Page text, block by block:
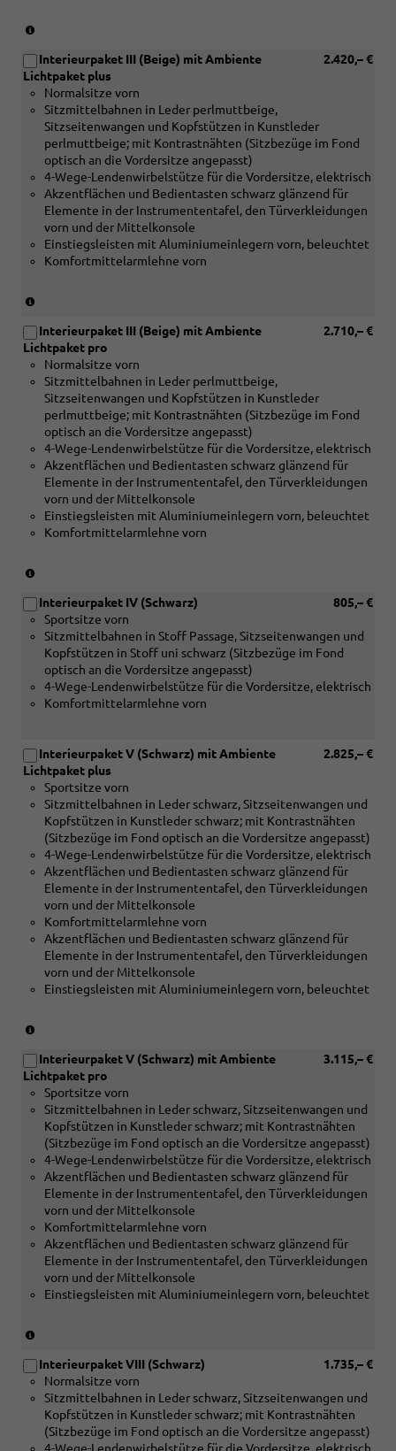
[5TK]
Dekoreinlagen
Holz
Nussbaum
braun
naturell)
Verbindung
mit
[5MC]
Dekoreinlagen
Holz
Linde
Sediment
silbergrau
naturell
oder
[5MF]
Dekoreinlagen
Aluminium
oder
[5TK]
Dekoreinlagen
Holz
Nussbaum
braun
naturell)
2.420,– €
Interieurpaket III (Beige) mit Ambiente
Lichtpaket plus
Normalsitze vorn
Sitzmittelbahnen in Leder perlmuttbeige,
Sitzseitenwangen und Kopfstützen in Kunstleder
perlmuttbeige; mit Kontrastnähten (Sitzbezüge im Fond
optisch an die Vordersitze angepasst)
4-Wege-Lendenwirbelstütze für die Vordersitze, elektrisch
Akzentflächen und Bedientasten schwarz glänzend für
Elemente in der Instrumententafel, den Türverkleidungen
vorn und der Mittelkonsole
Einstiegsleisten mit Aluminiumeinlegern vorn, beleuchtet
Komfortmittelarmlehne vorn
Verbindung
mit
[5MC]
Dekoreinlagen
Holz
Linde
Sediment
silbergrau
naturell
oder
[5MF]
Dekoreinlagen
Aluminium
oder
[5TK]
Dekoreinlagen
Holz
Nussbaum
braun
naturell)
2.710,– €
Interieurpaket III (Beige) mit Ambiente
Lichtpaket pro
Normalsitze vorn
Sitzmittelbahnen in Leder perlmuttbeige,
Sitzseitenwangen und Kopfstützen in Kunstleder
perlmuttbeige; mit Kontrastnähten (Sitzbezüge im Fond
optisch an die Vordersitze angepasst)
4-Wege-Lendenwirbelstütze für die Vordersitze, elektrisch
Akzentflächen und Bedientasten schwarz glänzend für
Elemente in der Instrumententafel, den Türverkleidungen
vorn und der Mittelkonsole
Einstiegsleisten mit Aluminiumeinlegern vorn, beleuchtet
Komfortmittelarmlehne vorn
Verbindung
mit
[5MC]
Dekoreinlagen
Holz
Linde
Sediment
oder
[5MF]
Dekoreinlagen
Aluminium
matt
gebürstet
silber
oder
[5TK]
Dekoreinlagen
Holz
Nussbaum
braun
naturell)
805,– €
Interieurpaket IV (Schwarz)
Sportsitze vorn
Sitzmittelbahnen in Stoff Passage, Sitzseitenwangen und
Kopfstützen in Stoff uni schwarz (Sitzbezüge im Fond
optisch an die Vordersitze angepasst)
4-Wege-Lendenwirbelstütze für die Vordersitze, elektrisch
Komfortmittelarmlehne vorn
2.825,– €
Interieurpaket V (Schwarz) mit Ambiente
Lichtpaket plus
Sportsitze vorn
Sitzmittelbahnen in Leder schwarz, Sitzseitenwangen und
Kopfstützen in Kunstleder schwarz; mit Kontrastnähten
(Sitzbezüge im Fond optisch an die Vordersitze angepasst)
4-Wege-Lendenwirbelstütze für die Vordersitze, elektrisch
Akzentflächen und Bedientasten schwarz glänzend für
Elemente in der Instrumententafel, den Türverkleidungen
vorn und der Mittelkonsole
Komfortmittelarmlehne vorn
Akzentflächen und Bedientasten schwarz glänzend für
Elemente in der Instrumententafel, den Türverkleidungen
vorn und der Mittelkonsole
Einstiegsleisten mit Aluminiumeinlegern vorn, beleuchtet
Verbindung
mit
[5MC]
Dekoreinlagen
Holz
Linde
Sediment
silbergrau
naturell
oder
[5MF]
Dekoreinlagen
Aluminium
matt
gebürstet
Dekoreinlagen
Holz
Nussbaum
braun
naturell)
3.115,– €
Interieurpaket V (Schwarz) mit Ambiente
Lichtpaket pro
Sportsitze vorn
Sitzmittelbahnen in Leder schwarz, Sitzseitenwangen und
Kopfstützen in Kunstleder schwarz; mit Kontrastnähten
(Sitzbezüge im Fond optisch an die Vordersitze angepasst)
4-Wege-Lendenwirbelstütze für die Vordersitze, elektrisch
Akzentflächen und Bedientasten schwarz glänzend für
Elemente in der Instrumententafel, den Türverkleidungen
vorn und der Mittelkonsole
Komfortmittelarmlehne vorn
Akzentflächen und Bedientasten schwarz glänzend für
Elemente in der Instrumententafel, den Türverkleidungen
vorn und der Mittelkonsole
Einstiegsleisten mit Aluminiumeinlegern vorn, beleuchtet
Verbindung
mit
[5MC]
Dekoreinlagen
Holz
1.735,– €
Interieurpaket VIII (Schwarz)
Normalsitze vorn
Sitzmittelbahnen in Leder schwarz, Sitzseitenwangen und
Kopfstützen in Kunstleder schwarz; mit Kontrastnähten
(Sitzbezüge im Fond optisch an die Vordersitze angepasst)